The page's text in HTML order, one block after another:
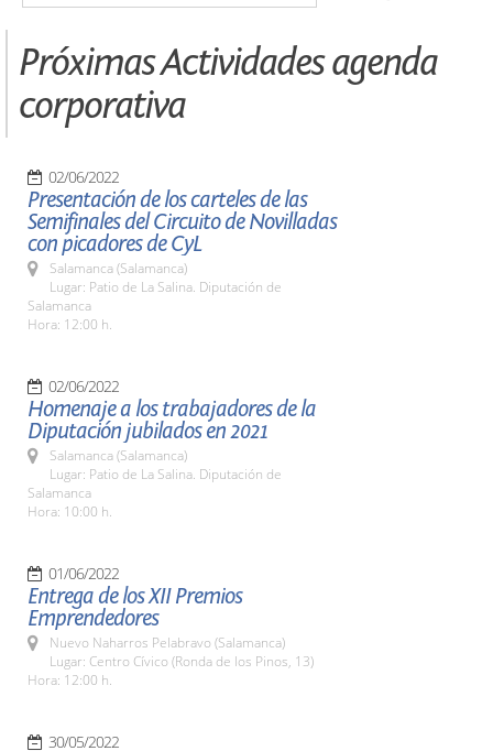
Próximas Actividades agenda
corporativa
02/06/2022
Presentación de los carteles de las
Semifinales del Circuito de Novilladas
con picadores de CyL
Salamanca (Salamanca)
Lugar: Patio de La Salina. Diputación de
Salamanca
Hora: 12:00 h.
02/06/2022
Homenaje a los trabajadores de la
Diputación jubilados en 2021
Salamanca (Salamanca)
Lugar: Patio de La Salina. Diputación de
Salamanca
Hora: 10:00 h.
01/06/2022
Entrega de los XII Premios
Emprendedores
Nuevo Naharros Pelabravo (Salamanca)
Lugar: Centro Cívico (Ronda de los Pinos, 13)
Hora: 12:00 h.
30/05/2022